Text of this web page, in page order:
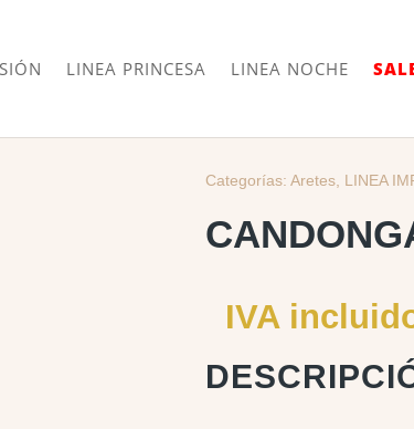
LINEA PRINCESA LINEA NOCHE
Categorías: Aretes LINEA
IVA